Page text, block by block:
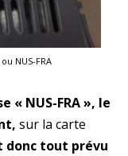
NUS-FRA
« NUS-FRA », le
sur la carte
donc tout prévu